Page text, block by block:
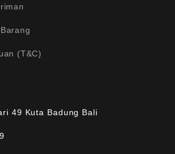
(T&C)
49 Kuta Badung Bali